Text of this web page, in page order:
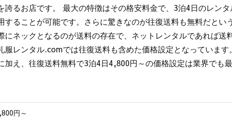
誇るお店です。 最大の特徴はその格安料金で、3泊4日のレン
することが可能です。さらに驚きなのが往復送料も無料だとい
にネックとなるのが送料の存在で、ネットレンタルであれば送
服レンタル.comでは往復送料も含めた価格設定となっていま
加え、往復送料無料で3泊4日4,800円～の価格設定は業界でも
円～